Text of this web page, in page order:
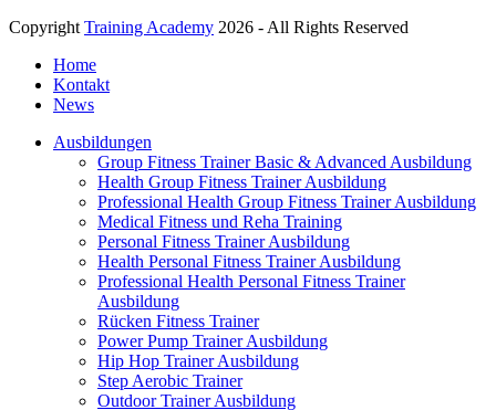
Copyright Training Academy 2026 - All Rights Reserved
Home
Kontakt
News
Ausbildungen
Group Fitness Trainer Basic & Advanced Ausbildung
Health Group Fitness Trainer Ausbildung
Professional Health Group Fitness Trainer Ausbildung
Medical Fitness und Reha Training
Personal Fitness Trainer Ausbildung
Health Personal Fitness Trainer Ausbildung
Professional Health Personal Fitness Trainer
Ausbildung
Rücken Fitness Trainer
Power Pump Trainer Ausbildung
Hip Hop Trainer Ausbildung
Step Aerobic Trainer
Outdoor Trainer Ausbildung